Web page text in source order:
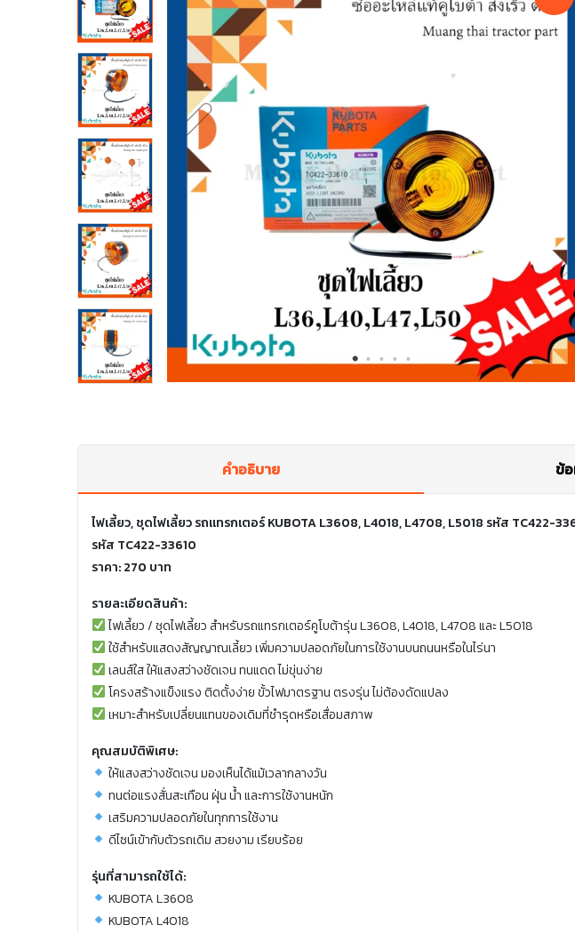
คำอธิบาย ข้
ไฟเลี้ยว, ชุดไฟเลี้ยว รถแทรกเตอร์ KUBOTA L3608, L4018, L4708, L5018 รหัส TC422-
รหัส TC422-33610
ราคา: 270 บาท
รายละเอียดสินค้า:
ไฟเลี้ยว / ชุดไฟเลี้ยว สำหรับรถแทรกเตอร์คูโบต้ารุ่น L3608, L4018, L4708 และ L5018
ใช้สำหรับแสดงสัญญาณเลี้ยว เพิ่มความปลอดภัยในการใช้งานบนถนนหรือในไร่นา
เลนส์ใส ให้แสงสว่างชัดเจน ทนแดด ไม่ขุ่นง่าย
โครงสร้างแข็งแรง ติดตั้งง่าย ขั้วไฟมาตรฐาน ตรงรุ่น ไม่ต้องดัดแปลง
เหมาะสำหรับเปลี่ยนแทนของเดิมที่ชำรุดหรือเสื่อมสภาพ
คุณสมบัติพิเศษ:
ให้แสงสว่างชัดเจน มองเห็นได้แม้เวลากลางวัน
ทนต่อแรงสั่นสะเทือน ฝุ่น น้ำ และการใช้งานหนัก
เสริมความปลอดภัยในทุกการใช้งาน
ดีไซน์เข้ากับตัวรถเดิม สวยงาม เรียบร้อย
รุ่นที่สามารถใช้ได้:
KUBOTA L3608
KUBOTA L4018